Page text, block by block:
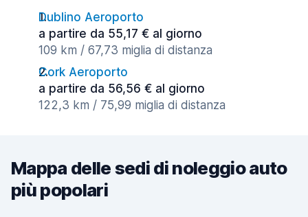
Dublino Aeroporto
a partire da 55,17 € al giorno
109 km / 67,73 miglia di distanza
Cork Aeroporto
a partire da 56,56 € al giorno
122,3 km / 75,99 miglia di distanza
Mappa delle sedi di noleggio auto
più popolari